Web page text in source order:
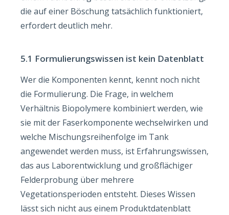
die auf einer Böschung tatsächlich funktioniert,
erfordert deutlich mehr.
5.1 Formulierungswissen ist kein Datenblatt
Wer die Komponenten kennt, kennt noch nicht
die Formulierung. Die Frage, in welchem
Verhältnis Biopolymere kombiniert werden, wie
sie mit der Faserkomponente wechselwirken und
welche Mischungsreihenfolge im Tank
angewendet werden muss, ist Erfahrungswissen,
das aus Laborentwicklung und großflächiger
Felderprobung über mehrere
Vegetationsperioden entsteht. Dieses Wissen
lässt sich nicht aus einem Produktdatenblatt